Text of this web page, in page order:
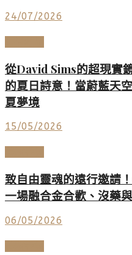
24/07/2026
從David Sims的超現實
的夏日詩意！當蔚藍天
夏夢境
15/05/2026
致自由靈魂的遠行邀請
一場融合金合歡、沒藥
06/05/2026